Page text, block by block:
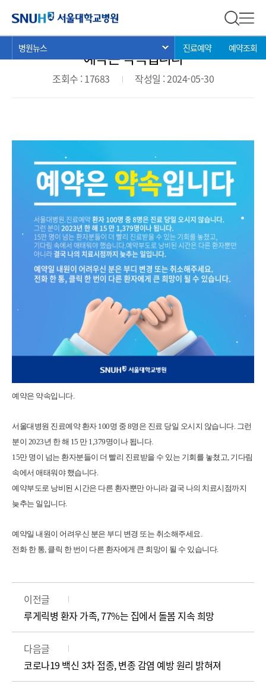
전체 검
현
재
병원뉴스 서브 메뉴 목록 열기
진료예약 예약조회
병원뉴스
예약은 약속입니다
조회수 : 17683 작성일 : 2024-05-30
예약은 약속입니다.
서울대병원 진료예약 환자 100명 중 8명은 진료 당일 오시지 않습니다. 그런
분이 2023년 한 해 15 만 1,379명이나 됩니다.
15만 명이 넘는 환자분들이 더 빨리 진료받을 수 있는 기회를 놓쳤고, 기다림
속에서 애태워야 했습니다.
예약부도로 낭비된 시간은 다른 환자뿐만 아니라 결국 나의 치료시점까지
늦추는 일입니다.
예약일 내원이 어려우신 분은 부디 변경 또는 취소해주세요.
전화 한 통, 클릭 한 번이 다른 환자에게 큰 희망이 될 수 있습니다.
이전글
루게릭병 환자 가족, 77%는 집에서 돌봄 지속 희망
다음글
코로나19 백신 3차 접종, 변종 감염 예방 원리 밝혀져